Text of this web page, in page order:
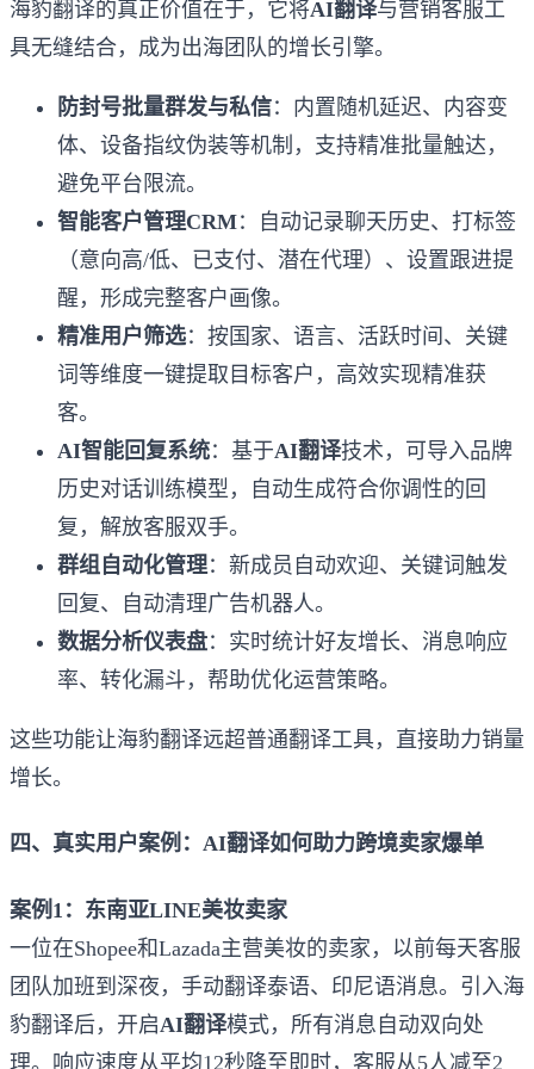
海豹翻译的真正价值在于，它将AI翻译与营销客服工
具无缝结合，成为出海团队的增长引擎。
防封号批量群发与私信：内置随机延迟、内容变
体、设备指纹伪装等机制，支持精准批量触达，
避免平台限流。
智能客户管理CRM：自动记录聊天历史、打标签
（意向高/低、已支付、潜在代理）、设置跟进提
醒，形成完整客户画像。
精准用户筛选：按国家、语言、活跃时间、关键
词等维度一键提取目标客户，高效实现精准获
客。
AI智能回复系统：基于AI翻译技术，可导入品牌
历史对话训练模型，自动生成符合你调性的回
复，解放客服双手。
群组自动化管理：新成员自动欢迎、关键词触发
回复、自动清理广告机器人。
数据分析仪表盘：实时统计好友增长、消息响应
率、转化漏斗，帮助优化运营策略。
这些功能让海豹翻译远超普通翻译工具，直接助力销量
增长。
四、真实用户案例：AI翻译如何助力跨境卖家爆单
案例1：东南亚LINE美妆卖家
一位在Shopee和Lazada主营美妆的卖家，以前每天客服
团队加班到深夜，手动翻译泰语、印尼语消息。引入海
豹翻译后，开启AI翻译模式，所有消息自动双向处
理。响应速度从平均12秒降至即时，客服从5人减至2